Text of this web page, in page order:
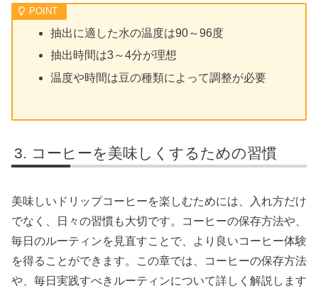
抽出に適した水の温度は90～96度
抽出時間は3～4分が理想
温度や時間は豆の種類によって調整が必要
コーヒーを美味しくするための習慣
美味しいドリップコーヒーを楽しむためには、入れ方だけ
でなく、日々の習慣も大切です。コーヒーの保存方法や、
毎日のルーティンを見直すことで、より良いコーヒー体験
を得ることができます。この章では、コーヒーの保存方法
や、毎日実践すべきルーティンについて詳しく解説します